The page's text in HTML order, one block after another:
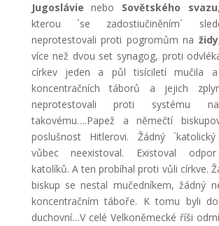
Jugoslávie nebo Sovětského svazu
kterou ´se zadostiučiněním´
neprotestovali proti pogromům nažidy
více než dvou set synagog, proti
církev jeden a půl tisíciletí mučila
koncentračních táborů a jejich
neprotestovali proti systému
takovému….Papež a němečtí
poslušnost Hitlerovi. Žádný
vůbec neexistoval. Existoval odpor
katolíků. A ten probíhal proti vůli církve.
biskup se nestal mučedníkem, žádný
koncentračním táboře. K tomu byli
duchovní…V celé Velkoněmecké říši